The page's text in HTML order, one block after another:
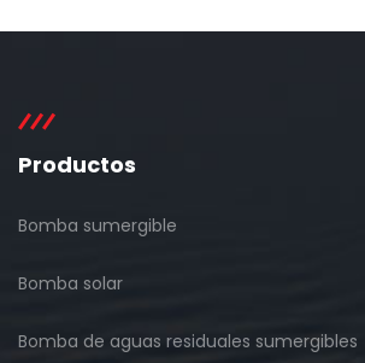
Productos
Bomba sumergible
Bomba solar
Bomba de aguas residuales sumergibles